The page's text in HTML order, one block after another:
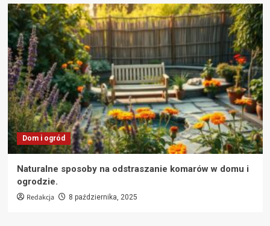
Dom i ogród
Naturalne sposoby na odstraszanie komarów w domu i
ogrodzie.
Redakcja 8 października, 2025